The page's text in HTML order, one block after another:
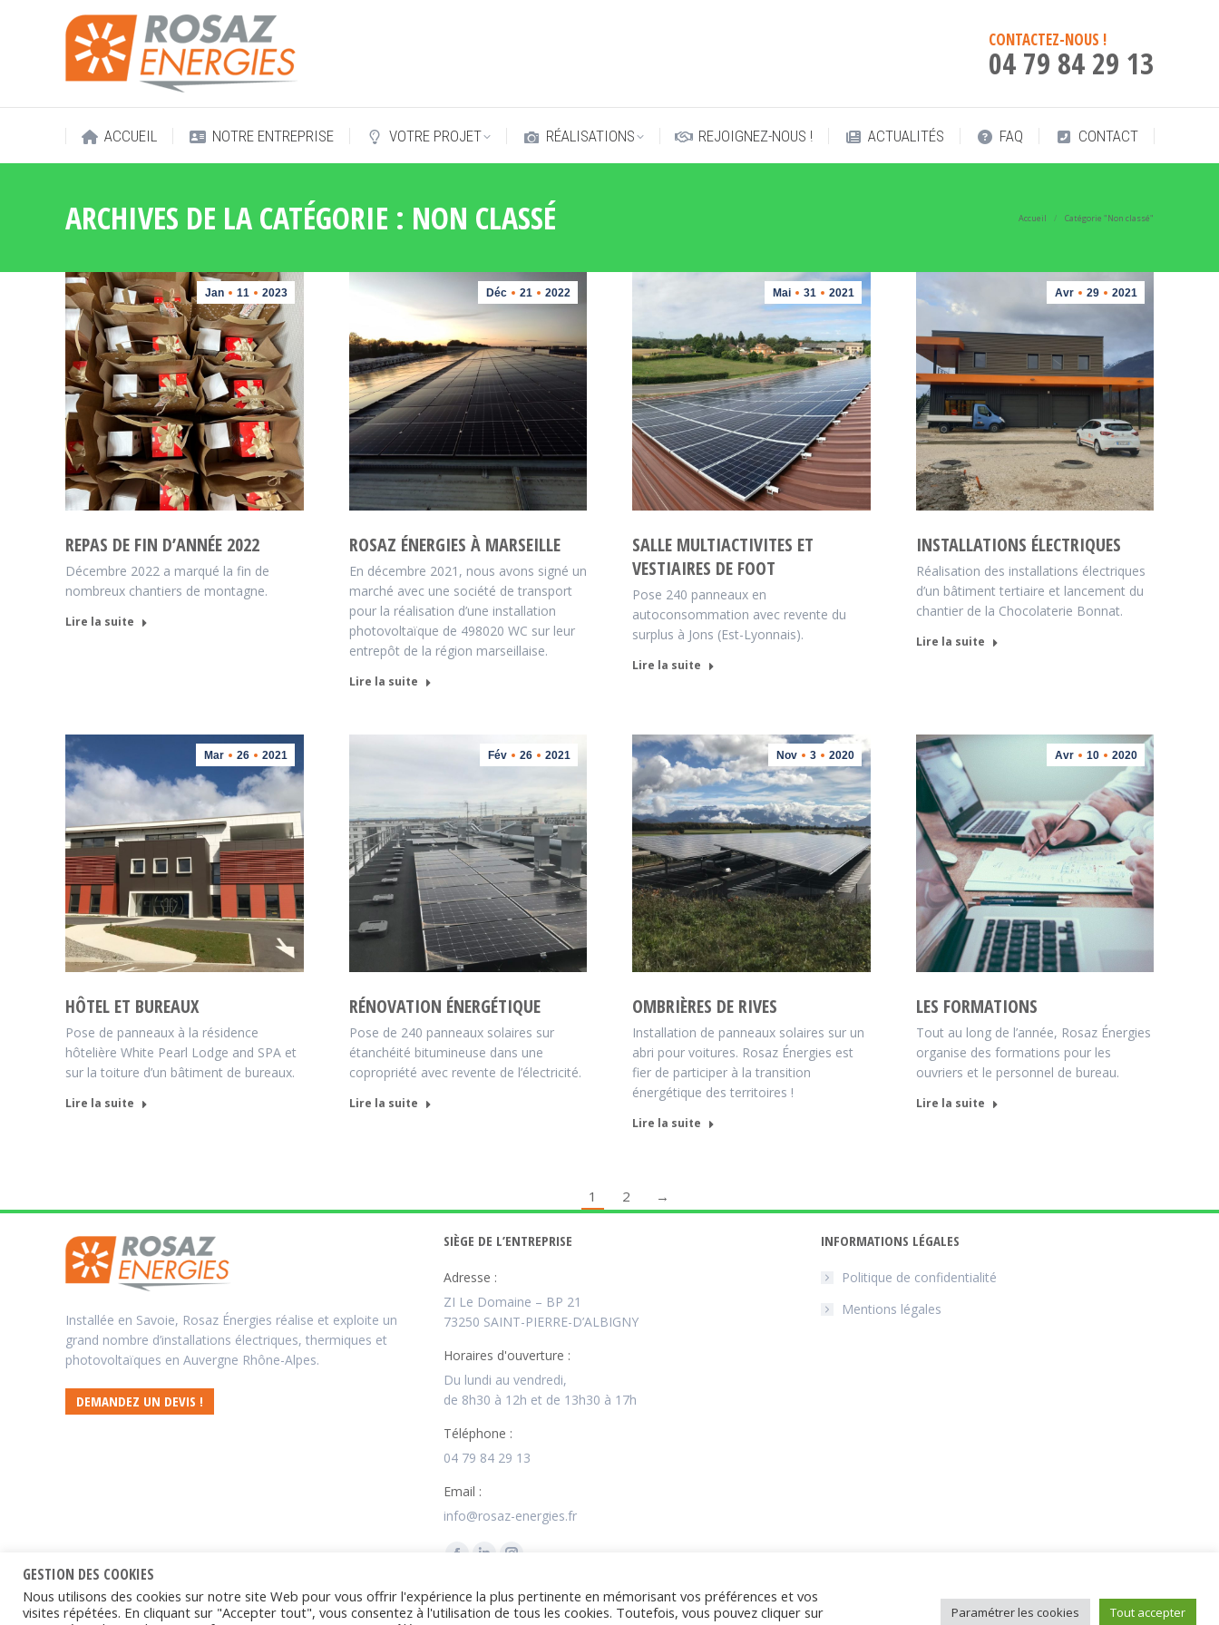
CONTACTEZ-NOUS !
04 79 84 29 13
ACCUEIL NOTRE ENTREPRISE VOTRE PROJET RÉALISATIONS REJOIGNEZ-NOUS ! ACTUALITÉS FAQ CONTACT
ARCHIVES DE LA CATÉGORIE : NON CLASSÉ Vous êtes ici :
Accueil Catégorie "Non classé"
Jan 11 2023
REPAS DE FIN D’ANNÉE 2022
Décembre 2022 a marqué la fin de
nombreux chantiers de montagne.
Lire la suite
Déc 21 2022
ROSAZ ÉNERGIES À MARSEILLE
En décembre 2021, nous avons signé un
marché avec une société de transport
pour la réalisation d’une installation
photovoltaïque de 498020 WC sur leur
entrepôt de la région marseillaise.
Lire la suite
Mai 31 2021
SALLE MULTIACTIVITES ET
VESTIAIRES DE FOOT
Pose 240 panneaux en
autoconsommation avec revente du
surplus à Jons (Est-Lyonnais).
Lire la suite
Avr 29 2021
INSTALLATIONS ÉLECTRIQUES
Réalisation des installations électriques
d’un bâtiment tertiaire et lancement du
chantier de la Chocolaterie Bonnat.
Lire la suite
Mar 26 2021
HÔTEL ET BUREAUX
Pose de panneaux à la résidence
hôtelière White Pearl Lodge and SPA et
sur la toiture d’un bâtiment de bureaux.
Lire la suite
Fév 26 2021
RÉNOVATION ÉNERGÉTIQUE
Pose de 240 panneaux solaires sur
étanchéité bitumineuse dans une
copropriété avec revente de l’électricité.
Lire la suite
Nov 3 2020
OMBRIÈRES DE RIVES
Installation de panneaux solaires sur un
abri pour voitures. Rosaz Énergies est
fier de participer à la transition
énergétique des territoires !
Lire la suite
Avr 10 2020
LES FORMATIONS
Tout au long de l’année, Rosaz Énergies
organise des formations pour les
ouvriers et le personnel de bureau.
Lire la suite
1 2 →
Installée en Savoie, Rosaz Énergies réalise et exploite un
grand nombre d’installations électriques, thermiques et
photovoltaïques en Auvergne Rhône-Alpes.
DEMANDEZ UN DEVIS !
SIÈGE DE L’ENTREPRISE
Adresse :
ZI Le Domaine – BP 21
73250 SAINT-PIERRE-D’ALBIGNY
Horaires d'ouverture :
Du lundi au vendredi,
de 8h30 à 12h et de 13h30 à 17h
Téléphone :
04 79 84 29 13
Email :
info@rosaz-energies.fr
Trouvez nous sur :
page
Facebook
page
LinkedInInstagram
INFORMATIONS LÉGALES
Politique de confidentialité
Mentions légales
©Rosaz Énergies - 2026. Tous droits réservés. Site conçu et réalisé parSitévol Accueil Actualités FAQ Contact
GESTION DES COOKIES
Nous utilisons des cookies sur notre site Web pour vous offrir l'expérience la plus pertinente en mémorisant vos préférences et vos
visites répétées. En cliquant sur "Accepter tout", vous consentez à l'utilisation de tous les cookies. Toutefois, vous pouvez cliquer sur
Paramétrer les cookies Tout accepter
ACCUEIL NOTRE ENTREPRISE